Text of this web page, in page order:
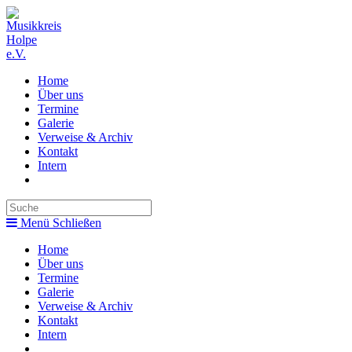
Zum
Inhalt
springen
Home
Über uns
Termine
Galerie
Verweise & Archiv
Kontakt
Intern
search
Menü Schließen
Home
Über uns
Termine
Galerie
Verweise & Archiv
Kontakt
Intern